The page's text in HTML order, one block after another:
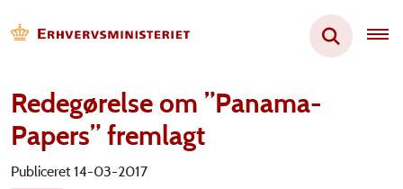
Redegørelse om ”Panama-
Papers” fremlagt
Publiceret 14-03-2017